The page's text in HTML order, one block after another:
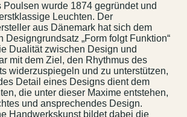
Poulsen wurde 1874 gegründet und
Leuchten. Der
aus Dänemark hat sich dem
Designgrundsatz „Form folgt Funktion“
Dualität zwischen Design und
mit dem Ziel, den Rhythmus des
widerzuspiegeln und zu unterstützen,
Detail eines Designs dient dem
die unter dieser Maxime entstehen,
und ansprechendes Design.
Handwerkskunst bildet dabei die